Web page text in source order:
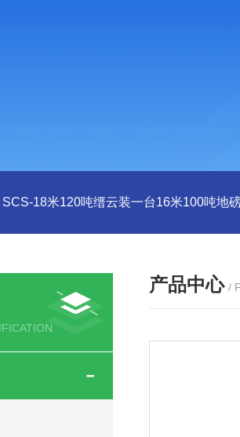
SCS-18米120吨缙云装一台16米100吨地
产品中心 /